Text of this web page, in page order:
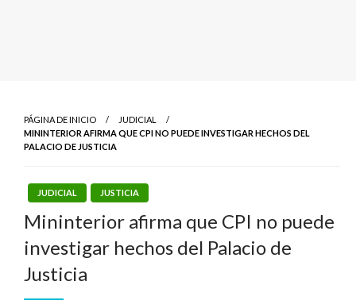
PÁGINA DE INICIO
JUDICIAL
MININTERIOR AFIRMA QUE CPI NO PUEDE INVESTIGAR HECHOS DEL
PALACIO DE JUSTICIA
JUDICIAL JUSTICIA
Mininterior afirma que CPI no puede
investigar hechos del Palacio de
Justicia